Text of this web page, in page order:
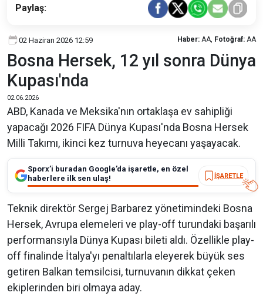
Paylaş:
02 Haziran 2026 12:59 Haber: AA, Fotoğraf: AA
Bosna Hersek, 12 yıl sonra Dünya
Kupası'nda
02.06.2026
ABD, Kanada ve Meksika'nın ortaklaşa ev sahipliği
yapacağı 2026 FIFA Dünya Kupası'nda Bosna Hersek
Milli Takımı, ikinci kez turnuva heyecanı yaşayacak.
Sporx’i buradan Google’da işaretle, en özel
haberlere ilk sen ulaş!
İŞARETLE
Teknik direktör Sergej Barbarez yönetimindeki Bosna
Hersek, Avrupa elemeleri ve play-off turundaki başarılı
performansıyla Dünya Kupası bileti aldı. Özellikle play-
off finalinde İtalya'yı penaltılarla eleyerek büyük ses
getiren Balkan temsilcisi, turnuvanın dikkat çeken
ekiplerinden biri olmaya aday.